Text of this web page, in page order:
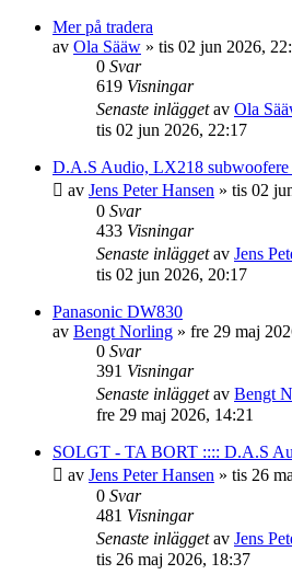
Mer på tradera
av Ola Sääw » tis 02 jun 2026,
0 Svar
619 Visningar
Senaste inläggetav Ola
tis 02 jun 2026, 22:17
D.A.S Audio, LX218
av Jens Peter Hansen » tis 02
0 Svar
433 Visningar
Senaste inläggetav Jens
tis 02 jun 2026, 20:17
Panasonic DW830
av Bengt Norling » fre 29 maj
0 Svar
391 Visningar
Senaste inläggetav Bengt
fre 29 maj 2026, 14:21
SOLGT - TA BORT :::: D.A.S
av Jens Peter Hansen » tis 26
0 Svar
481 Visningar
Senaste inläggetav Jens
tis 26 maj 2026, 18:37